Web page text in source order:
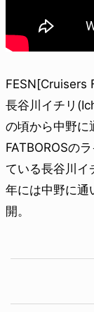
FESN[Cruisers
長谷川イチリ
の頃から中野に
FATBOROSの
ている長谷川イ
年には中野に通
開。